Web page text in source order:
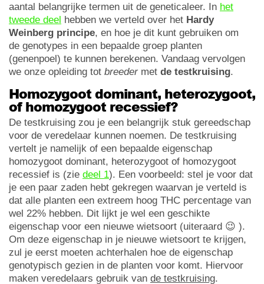
aantal belangrijke termen uit de geneticaleer. In het
tweede deel hebben we verteld over het Hardy
Weinberg principe, en hoe je dit kunt gebruiken om
de genotypes in een bepaalde groep planten
(genenpoel) te kunnen berekenen. Vandaag vervolgen
we onze opleiding tot breeder met de testkruising.
Homozygoot dominant, heterozygoot,
of homozygoot recessief?
De testkruising zou je een belangrijk stuk gereedschap
voor de veredelaar kunnen noemen. De testkruising
vertelt je namelijk of een bepaalde eigenschap
homozygoot dominant, heterozygoot of homozygoot
recessief is (zie deel 1). Een voorbeeld: stel je voor dat
je een paar zaden hebt gekregen waarvan je verteld is
dat alle planten een extreem hoog THC percentage van
wel 22% hebben. Dit lijkt je wel een geschikte
eigenschap voor een nieuwe wietsoort (uiteraard 😉 ).
Om deze eigenschap in je nieuwe wietsoort te krijgen,
zul je eerst moeten achterhalen hoe de eigenschap
genotypisch gezien in de planten voor komt. Hiervoor
maken veredelaars gebruik van de testkruising.